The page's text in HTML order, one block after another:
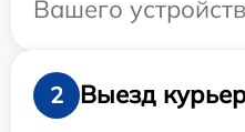
Вашего
2
Выезд